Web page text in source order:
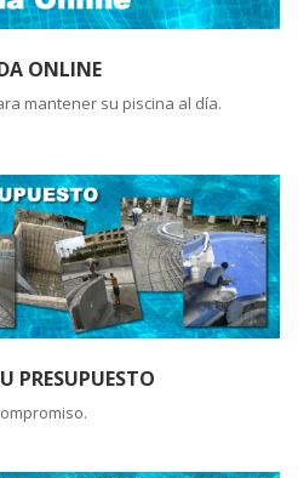
ONLINE
mantener su piscina al día.
PRESUPUESTO